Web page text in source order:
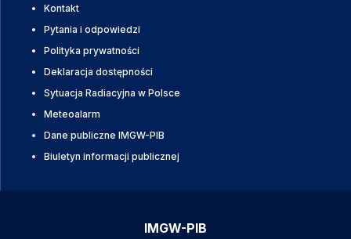
Kontakt
Pytania i odpowiedzi
Polityka prywatności
Deklaracja dostępności
Sytuacja Radiacyjna w Polsce
Meteoalarm
Dane publiczne IMGW-PIB
Biuletyn informacji publicznej
IMGW-PIB